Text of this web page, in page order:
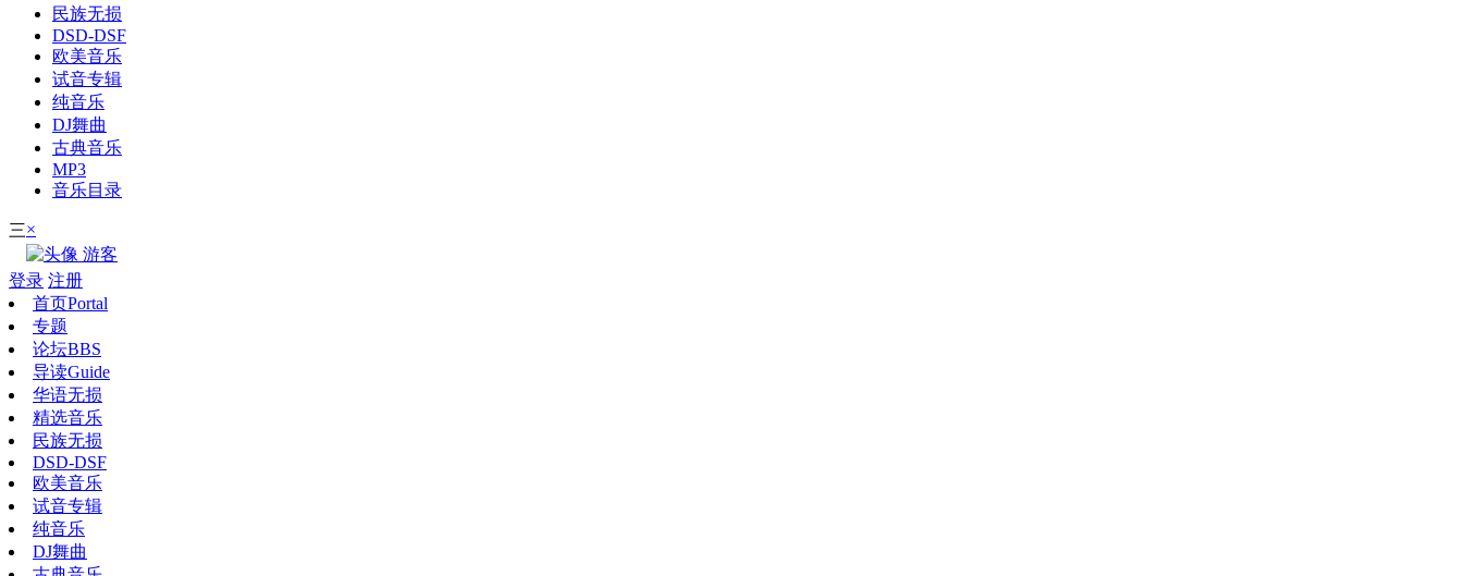
民族无损
DSD-DSF
欧美音乐
试音专辑
纯音乐
DJ舞曲
古典音乐
MP3
音乐目录
三×
游客
登录 注册
首页Portal
专题
论坛BBS
导读Guide
华语无损
精选音乐
民族无损
DSD-DSF
欧美音乐
试音专辑
纯音乐
DJ舞曲